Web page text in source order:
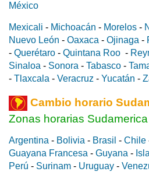
México
Mexicali - Michoacán - Morelos -
Nuevo León - Oaxaca - Ojinaga -
- Querétaro - Quintana Roo -
Sinaloa - Sonora - Tabasco -
- Tlaxcala - Veracruz - Yucatán -
Cambio horario
Zonas horarias Sudamerica
Argentina - Bolivia - Brasil - Chile
Guayana Francesa - Guyana -
Perú - Surinam - Uruguay -